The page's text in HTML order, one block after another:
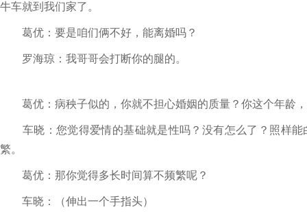
牛车就到我们家了。
葛优：要是咱们俩不好，能离婚吗？
罗海琼：我哥哥会打断你的腿的。
葛优：病秧子似的，你就不担心婚姻的质量？你这个年龄
车晓：您觉得爱情的基础就是性吗？没有怎么了？照样能
繁。
葛优：那你觉得多长时间算不频繁呢？
车晓：（伸出一个手指头）